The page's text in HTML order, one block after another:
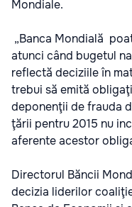
Mondiale.
„Banca Mondială
atunci când bugetul
reflectă deciziile în
trebui să emită
deponenţii de frauda
ţării pentru 2015 nu
aferente acestor
Directorul Băncii
decizia liderilor